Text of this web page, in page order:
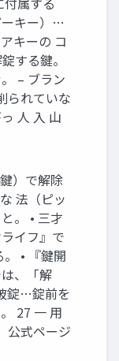
ーキー）…
キーの コ
する鍵。
– ブラン
られていな
人 入 山
）で解除
法（ピッ
。 • 三才
イフ』で
• 『鍵開
、「解
錠…錠前を
27 一 用
公式ページ